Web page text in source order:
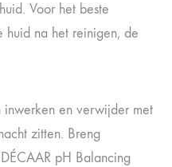
Voor het beste
huid na het reinigen, de
inwerken en verwijder met
zitten. Breng
pH Balancing